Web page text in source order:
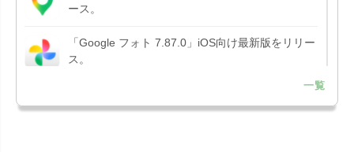
ース。
「Google フォト 7.87.0」iOS向け最新版をリリー
ス。
ス。
一覧